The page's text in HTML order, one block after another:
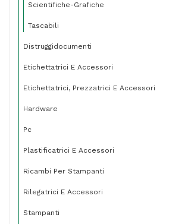
Scientifiche-Grafiche
Tascabili
Distruggidocumenti
Etichettatrici E Accessori
Etichettatrici, Prezzatrici E Accessori
Hardware
Pc
Plastificatrici E Accessori
Ricambi Per Stampanti
Rilegatrici E Accessori
Stampanti